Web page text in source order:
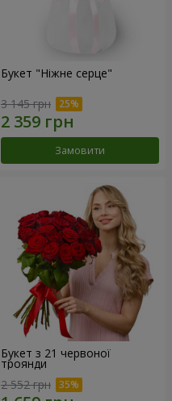
Букет "Ніжне серце"
3 145 грн
Замовити
Букет з 21 червоної
троянди
2 552 грн